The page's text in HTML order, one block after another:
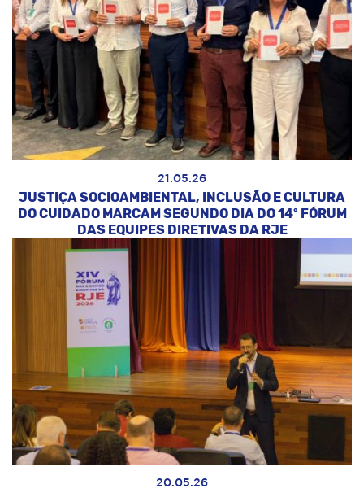
21.05.26
JUSTIÇA SOCIOAMBIENTAL, INCLUSÃO E CULTURA
DO CUIDADO MARCAM SEGUNDO DIA DO 14º FÓRUM
DAS EQUIPES DIRETIVAS DA RJE
20.05.26